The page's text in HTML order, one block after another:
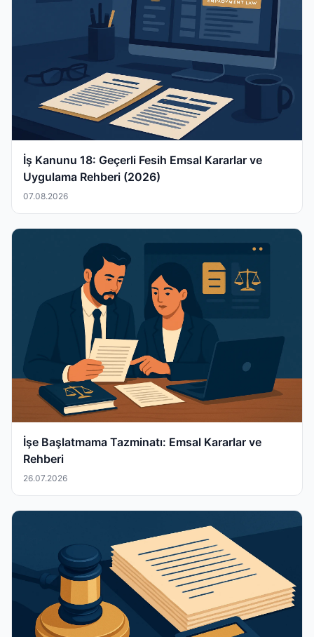
İş Kanunu 18: Geçerli Fesih Emsal Kararlar ve
Uygulama Rehberi (2026)
07.08.2026
İşe Başlatmama Tazminatı: Emsal Kararlar ve
Rehberi
26.07.2026